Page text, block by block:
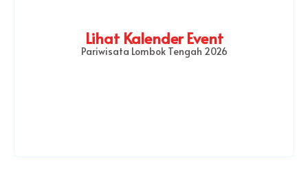
Lihat Kalender Event
Pariwisata Lombok Tengah 2026